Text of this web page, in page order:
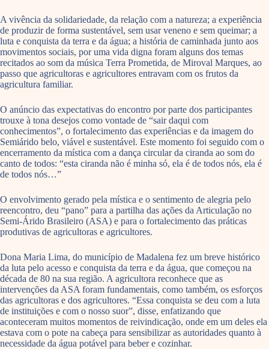
A vivência da solidariedade, da relação com a natureza; a experiência
de produzir de forma sustentável, sem usar veneno e sem queimar; a
luta e conquista da terra e da água; a história de caminhada junto aos
movimentos sociais, por uma vida digna foram alguns dos temas
recitados ao som da música Terra Prometida, de Miroval Marques, ao
passo que agricultoras e agricultores entravam com os frutos da
agricultura familiar.
O anúncio das expectativas do encontro por parte dos participantes
trouxe à tona desejos como vontade de “sair daqui com
conhecimentos”, o fortalecimento das experiências e da imagem do
Semiárido belo, viável e sustentável. Este momento foi seguido com o
encerramento da mística com a dança circular da ciranda ao som do
canto de todos: “esta ciranda não é minha só, ela é de todos nós, ela é
de todos nós…”
O envolvimento gerado pela mística e o sentimento de alegria pelo
reencontro, deu “pano” para a partilha das ações da Articulação no
Semi-Árido Brasileiro (ASA) e para o fortalecimento das práticas
produtivas de agricultoras e agricultores.
Dona Maria Lima, do município de Madalena fez um breve histórico
da luta pelo acesso e conquista da terra e da água, que começou na
década de 80 na sua região. A agricultora reconhece que as
intervenções da ASA foram fundamentais, como também, os esforços
das agricultoras e dos agricultores. “Essa conquista se deu com a luta
de instituições e com o nosso suor”, disse, enfatizando que
aconteceram muitos momentos de reivindicação, onde em um deles ela
estava com o pote na cabeça para sensibilizar as autoridades quanto à
necessidade da água potável para beber e cozinhar.